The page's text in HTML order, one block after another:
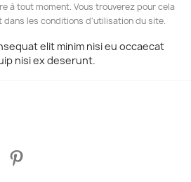
à tout moment. Vous trouverez pour cela
les conditions d'utilisation du site.
elit minim nisi eu occaecat
nisi ex deserunt.